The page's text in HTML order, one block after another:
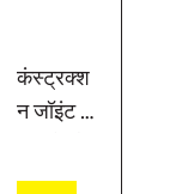
कंस्ट्रक्श
न जॉइंट
इसके प्र